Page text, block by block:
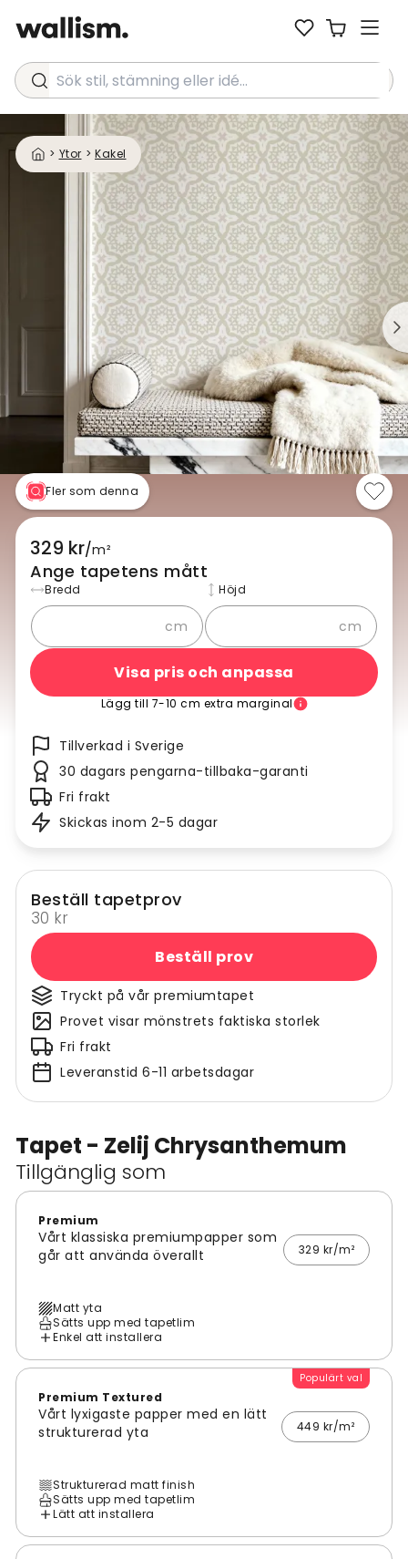
Sök stil, stämning eller idé...
> Ytor > Kakel
Tapet - Zelij Chrysanthemum
Tillgänglig som
Premium
Vårt klassiska premiumpapper som
går att använda överallt
329 kr/m²
Matt yta
Sätts upp med tapetlim
Enkel att installera
Populärt val
Premium Textured
Vårt lyxigaste papper med en lätt
strukturerad yta
449 kr/m²
Strukturerad matt finish
Sätts upp med tapetlim
Lätt att installera
Fler som denna
329 kr/m²
Ange tapetens mått
Bredd
cm
Höjd
cm
Visa pris och anpassa
Lägg till 7-10 cm extra marginal
Tillverkad i Sverige
30 dagars pengarna-tillbaka-garanti
Fri frakt
Skickas inom 2-5 dagar
Beställ tapetprov
30 kr
Beställ prov
Tryckt på vår premiumtapet
Provet visar mönstrets faktiska storlek
Fri frakt
Leveranstid 6-11 arbetsdagar